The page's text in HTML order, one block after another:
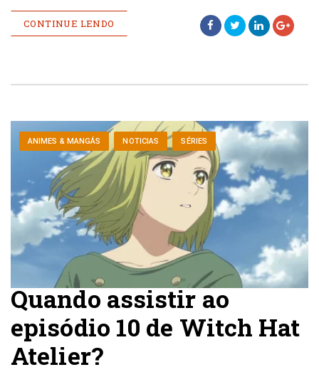
CONTINUE LENDO
ANIMES & MANGÁS NOTICIAS SÉRIES
Quando assistir ao
episódio 10 de Witch Hat
Atelier?